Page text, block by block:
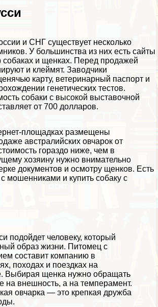
и СНГ существует несколько
У большинства из них есть сайты
и щенках. Перед продажей
и клеймят. Заводчики
карту, ветеринарный паспорт и
генетических тестов.
собаки с высокой выставочной
от 700 долларов.
площадках размещены
австралийских овчарок от
гораздо ниже, чем в
хозяину нужно внимательно
документов и осмотру щенков. Есть
с мошенниками и купить собаку с
подойдет человеку, который
образ жизни. Питомец с
составит компанию в
походах и поездках на
Выбирая щенка нужно обращать
на внешность, а на темперамент.
овчарка — это крепкая дружба